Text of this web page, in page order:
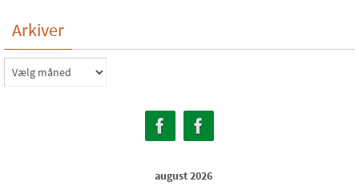
Arkiver
Arkiver
august 2026